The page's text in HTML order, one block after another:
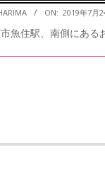
ON: 2019年7月
魚住駅、南側にある